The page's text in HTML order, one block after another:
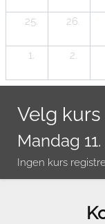
25. 26.
1. 2.
Velg kurs
Mandag
Ingen kurs